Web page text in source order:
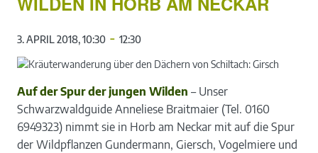
3. APRIL 2018, 10:30 - 12:30
Auf der Spur der jungen Wilden – Unser
Schwarzwaldguide Anneliese Braitmaier (Tel. 0160
6949323) nimmt sie in Horb am Neckar mit auf die Spur
der Wildpflanzen Gundermann, Giersch, Vogelmiere und